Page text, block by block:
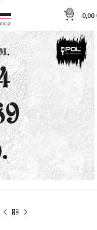
0
0,00